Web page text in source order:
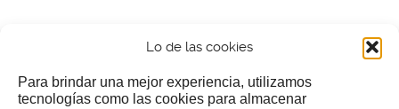
Lo de las cookies
Para brindar una mejor experiencia, utilizamos
tecnologías como las cookies para almacenar